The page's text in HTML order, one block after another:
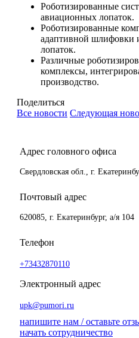
Роботизированные
авиационных лопаток.
Роботизированные
адаптивной шлифовки
лопаток.
Различные
комплексы,
производство.
Поделиться
Все новости Следующая
Адрес головного офиса
Свердловская обл., г.
Почтовый адрес
620085, г. Екатеринбург, а/я 104
Телефон
+73432870110
Электронный адрес
upk@pumori.ru
напишите нам / оставьте
начать сотрудничество